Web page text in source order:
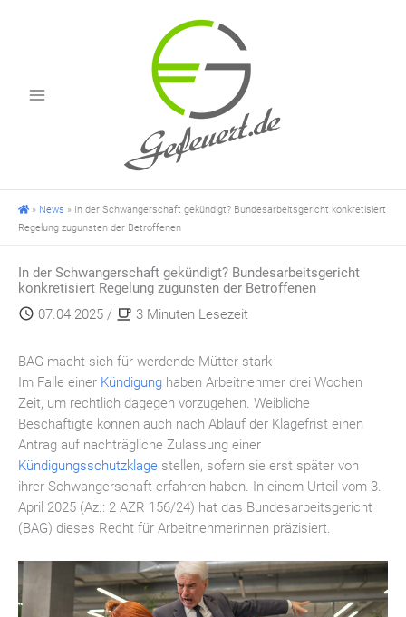
» News »
In der Schwangerschaft gekündigt? Bundesarbeitsgericht konkretisiert
Regelung zugunsten der Betroffenen
In der Schwangerschaft gekündigt? Bundesarbeitsgericht
konkretisiert Regelung zugunsten der Betroffenen
07.04.2025 / 3 Minuten Lesezeit
BAG macht sich für werdende Mütter stark
Im Falle einer Kündigung haben Arbeitnehmer drei Wochen
Zeit, um rechtlich dagegen vorzugehen. Weibliche
Beschäftigte können auch nach Ablauf der Klagefrist einen
Antrag auf nachträgliche Zulassung einer
Kündigungsschutzklage stellen, sofern sie erst später von
ihrer Schwangerschaft erfahren haben. In einem Urteil vom 3.
April 2025 (Az.: 2 AZR 156/24) hat das Bundesarbeitsgericht
(BAG) dieses Recht für Arbeitnehmerinnen präzisiert.